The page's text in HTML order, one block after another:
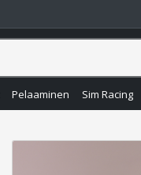
Pelaaminen Sim Racing